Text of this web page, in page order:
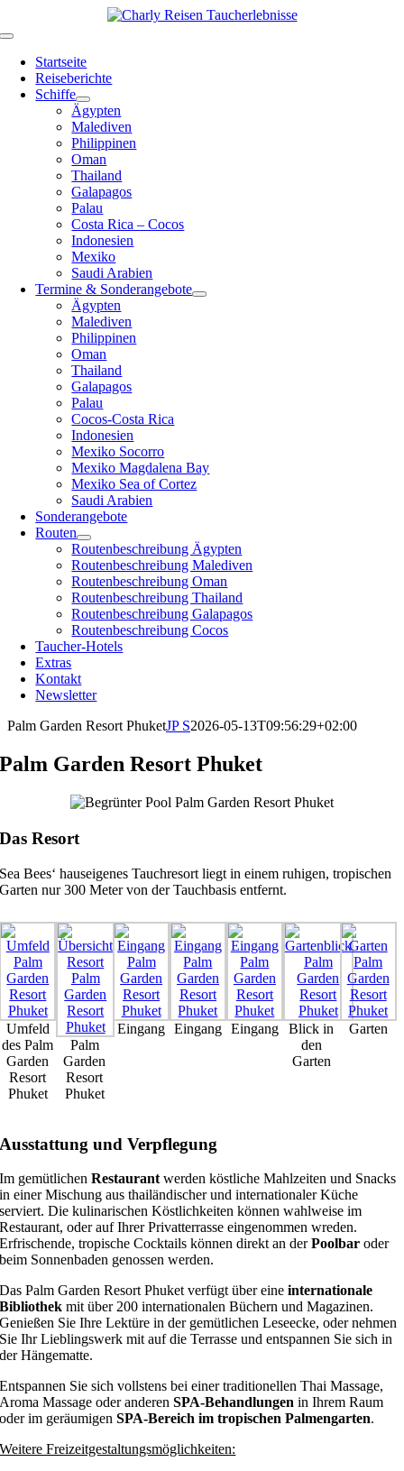
Inhalt
Toggle
NavigationStartseite
Reiseberichte
Schiffe
Ägypten
Malediven
Philippinen
Oman
Thailand
Galapagos
Palau
Costa Rica – Cocos
Indonesien
Mexiko
Saudi Arabien
Termine & Sonderangebote
Ägypten
Malediven
Philippinen
Oman
Thailand
Galapagos
Palau
Cocos-Costa Rica
Indonesien
Mexiko Socorro
Mexiko Magdalena Bay
Mexiko Sea of Cortez
Saudi Arabien
Sonderangebote
Routen
Routenbeschreibung Ägypten
Routenbeschreibung Malediven
Routenbeschreibung Oman
Routenbeschreibung Thailand
Routenbeschreibung Galapagos
Routenbeschreibung Cocos
Taucher-Hotels
Extras
Kontakt
Newsletter
Palm Garden Resort PhuketJP S2026-05-13T09:56:29+02:00
Palm Garden Resort Phuket
Das Resort
Sea Bees‘ hauseigenes Tauchresort liegt in einem ruhigen, tropischen
Garten nur 300 Meter von der Tauchbasis entfernt.
Umfeld
des Palm
Garden
Resort
Phuket
Palm
Garden
Resort
Phuket
Eingang Eingang Eingang
Blick in
den
Garten
Garten
Ausstattung und Verpflegung
Im gemütlichenRestaurant werden köstliche Mahlzeiten und Snacks
in einer Mischung aus thailändischer und internationaler Küche
serviert. Die kulinarischen Köstlichkeiten können wahlweise im
Restaurant, oder auf Ihrer Privatterrasse eingenommen wreden.
Erfrischende, tropische Cocktails können direkt an derPoolbar oder
beim Sonnenbaden genossen werden.
Das Palm Garden Resort Phuket verfügt über eineinternationale
Bibliothek mit über 200 internationalen Büchern und Magazinen.
Genießen Sie Ihre Lektüre in der gemütlichen Leseecke, oder nehmen
Sie Ihr Lieblingswerk mit auf die Terrasse und entspannen Sie sich in
der Hängematte.
Entspannen Sie sich vollstens bei einer traditionellen Thai Massage,
Aroma Massage oder anderenSPA-Behandlungen in Ihrem Raum
oder im geräumigenSPA-Bereich im tropischen Palmengarten.
Weitere Freizeitgestaltungsmöglichkeiten: